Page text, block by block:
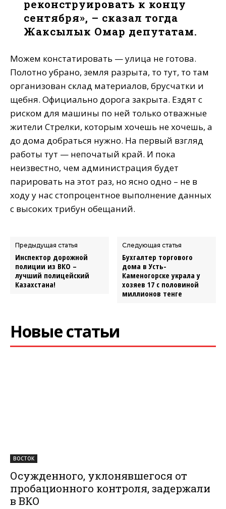
реконструировать к концу
сентября», – сказал тогда
Жаксылык Омар депутатам.
Можем констатировать — улица не готова.
Полотно убрано, земля разрыта, то тут, то там
организован склад материалов, брусчатки и
щебня. Официально дорога закрыта. Ездят с
риском для машины по ней только отважные
жители Стрелки, которым хочешь не хочешь, а
до дома добраться нужно. На первый взгляд
работы тут — непочатый край. И пока
неизвестно, чем администрация будет
парировать на этот раз, но ясно одно – не в
ходу у нас стопроцентное выполнение данных
с высоких трибун обещаний.
Предыдущая статья
Инспектор дорожной
полиции из ВКО –
лучший полицейский
Казахстана!
Следующая статья
Бухгалтер торгового
дома в Усть-
Каменогорске украла у
хозяев 17 с половиной
миллионов тенге
Новые статьи
ВОСТОК
Осужденного, уклонявшегося от
пробационного контроля, задержали
в ВКО